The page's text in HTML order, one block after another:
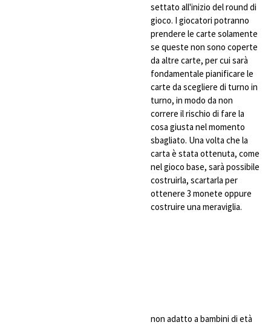
settato all'inizio del round di
gioco. I giocatori potranno
prendere le carte solamente
se queste non sono coperte
da altre carte, per cui sarà
fondamentale pianificare le
carte da scegliere di turno in
turno, in modo da non
correre il rischio di fare la
cosa giusta nel momento
sbagliato. Una volta che la
carta è stata ottenuta, come
nel gioco base, sarà possibile
costruirla, scartarla per
ottenere 3 monete oppure
costruire una meraviglia.
non adatto a bambini di età